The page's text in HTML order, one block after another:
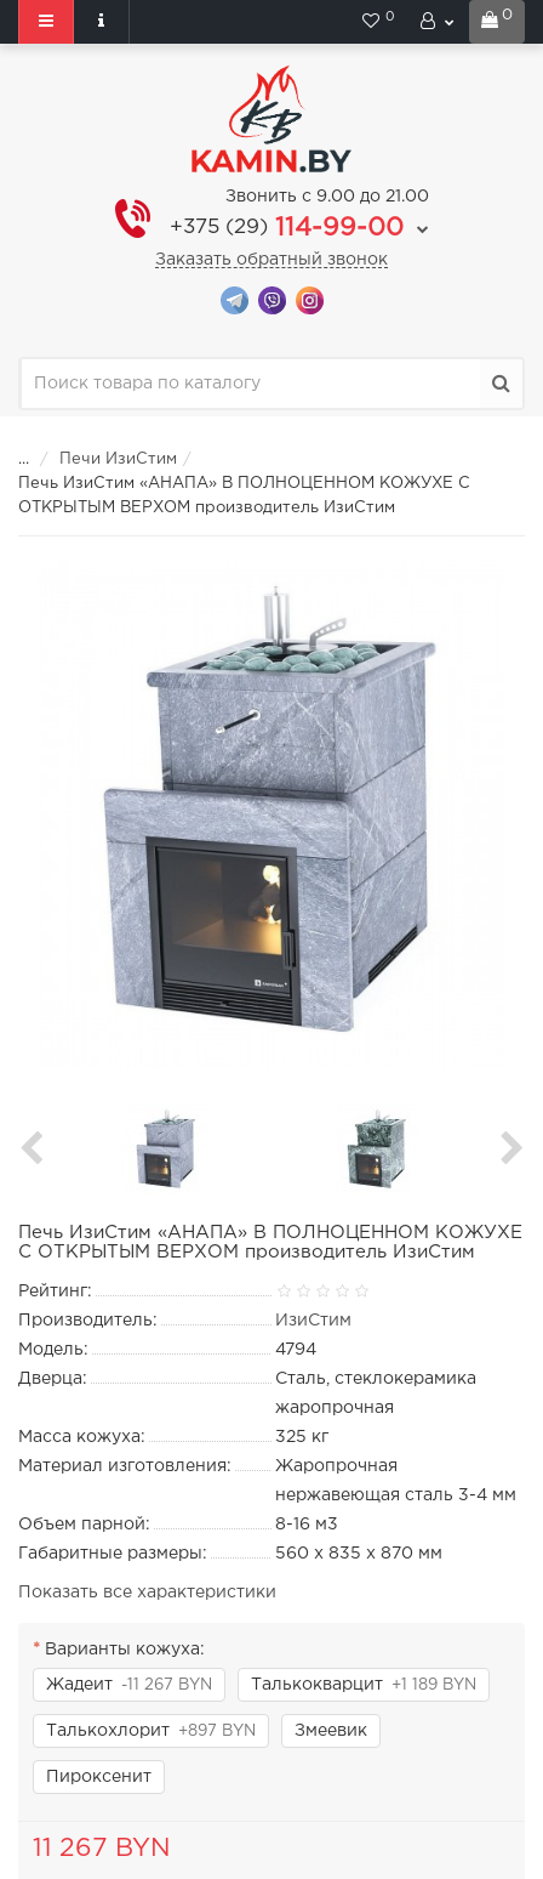
0
0
Звонить с 9.00 до 21.00
+375 (29) 114-99-00
Заказать обратный звонок
...
Печи ИзиСтим
Печь ИзиСтим «АНАПА» В ПОЛНОЦЕННОМ КОЖУХЕ С
ОТКРЫТЫМ ВЕРХОМ производитель ИзиСтим
Печь ИзиСтим «АНАПА» В ПОЛНОЦЕННОМ КОЖУХЕ
С ОТКРЫТЫМ ВЕРХОМ производитель ИзиСтим
Рейтинг:
Производитель:
ИзиСтим
Модель:
4794
Дверца:
Сталь, стеклокерамика
жаропрочная
Масса кожуха:
325 кг
Материал изготовления:
Жаропрочная
нержавеющая сталь 3-4 мм
Объем парной:
8-16 м3
Габаритные размеры:
560 х 835 х 870 мм
Показать все характеристики
Варианты кожуха:
Жадеит -11 267 BYN Талькокварцит +1 189 BYN
Талькохлорит +897 BYN Змеевик
Пироксенит
11 267 BYN